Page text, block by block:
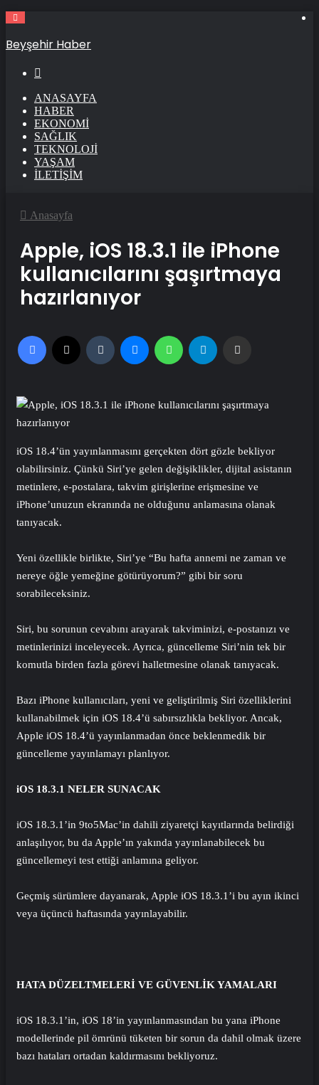
Beyşehir Haber
ANASAYFA
HABER
EKONOMI
SAĞLIK
TEKNOLOJI
YAŞAM
İLETIŞIM
Anasayfa
Apple, iOS 18.3.1 ile iPhone
kullanıcılarını şaşırtmaya
hazırlanıyor
Facebook Tumblr MessengerWhatsApp
iOS 18.4’ün yayınlanmasını gerçekten dört gözle bekliyor
olabilirsiniz. Çünkü Siri’ye gelen değişiklikler, dijital asistanın
metinlere, e-postalara, takvim girişlerine erişmesine ve
iPhone’unuzun ekranında ne olduğunu anlamasına olanak
tanıyacak.
Yeni özellikle birlikte, Siri’ye “Bu hafta annemi ne zaman ve
nereye öğle yemeğine götürüyorum?” gibi bir soru
sorabileceksiniz.
Siri, bu sorunun cevabını arayarak takviminizi, e-postanızı ve
metinlerinizi inceleyecek. Ayrıca, güncelleme Siri’nin tek bir
komutla birden fazla görevi halletmesine olanak tanıyacak.
Bazı iPhone kullanıcıları, yeni ve geliştirilmiş Siri özelliklerini
kullanabilmek için iOS 18.4’ü sabırsızlıkla bekliyor. Ancak,
Apple iOS 18.4’ü yayınlanmadan önce beklenmedik bir
güncelleme yayınlamayı planlıyor.
iOS 18.3.1 NELER SUNACAK
iOS 18.3.1’in 9to5Mac’in dahili ziyaretçi kayıtlarında belirdiği
anlaşılıyor, bu da Apple’ın yakında yayınlanabilecek bu
güncellemeyi test ettiği anlamına geliyor.
Geçmiş sürümlere dayanarak, Apple iOS 18.3.1’i bu ayın ikinci
veya üçüncü haftasında yayınlayabilir.
HATA DÜZELTMELERİ VE GÜVENLİK YAMALARI
iOS 18.3.1’in, iOS 18’in yayınlanmasından bu yana iPhone
modellerinde pil ömrünü tüketen bir sorun da dahil olmak üzere
bazı hataları ortadan kaldırmasını bekliyoruz.